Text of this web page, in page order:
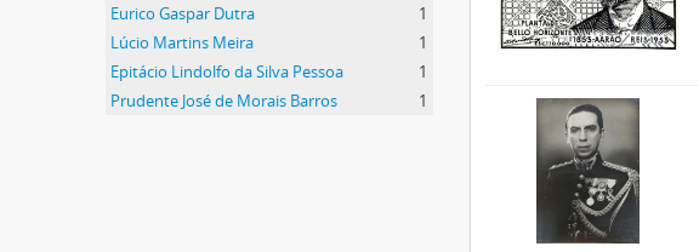
Eurico Gaspar Dutra
1
Lúcio Martins Meira
1
Epitácio Lindolfo da Silva Pessoa
1
Prudente José de Morais Barros
1